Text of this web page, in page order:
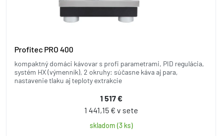
Profitec PRO 400
kompaktný domáci kávovar s profi parametrami, PID regulácia,
systém HX (výmenník), 2 okruhy: súčasne káva aj para,
nastavenie tlaku aj teploty extrakcie
1 517 €
1 441,15 € v sete
skladom (3 ks)